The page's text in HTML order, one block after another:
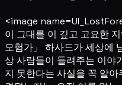
<image
이 그대를 이 깊고 고요한
모험가」 하사드가 세상에
상 사람들이 들려주는 이야
지 못한다는 사실을 꼭 알